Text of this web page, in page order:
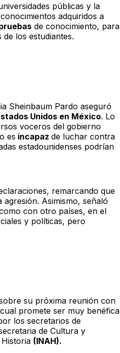
públicas y la
adquiridos a
de conocimiento, para
los estudiantes.
Sheinbaum Pardo aseguró
Unidos en México. Lo
voceros del gobierno
es incapaz de luchar contra
estadounidenses podrían
remarcando que
Asimismo, señaló
con otro países, en el
y políticas, pero
su próxima reunión con
promete ser muy benéfica
los secretarios de
de Cultura y
(INAH).